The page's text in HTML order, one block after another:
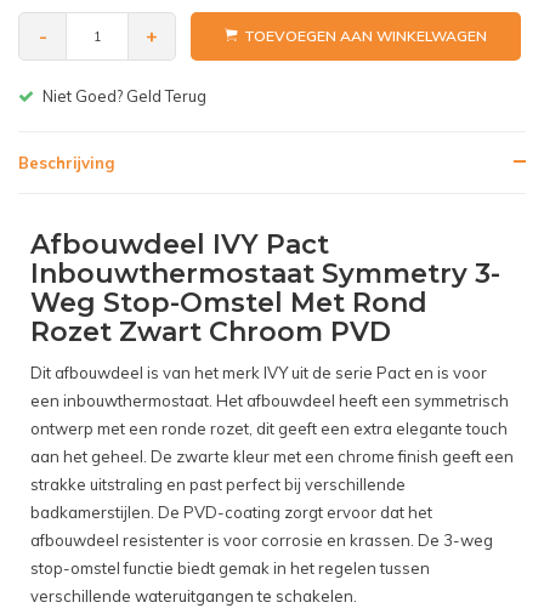
- + TOEVOEGEN AAN WINKELWAGEN
Gratis bezorgen v.a. € 150,-(NL)
Beschrijving
Afbouwdeel IVY Pact
Inbouwthermostaat Symmetry 3-
Weg Stop-Omstel Met Rond
Rozet Zwart Chroom PVD
Dit afbouwdeel is van het merk IVY uit de serie Pact en is voor
een inbouwthermostaat. Het afbouwdeel heeft een symmetrisch
ontwerp met een ronde rozet, dit geeft een extra elegante touch
aan het geheel. De zwarte kleur met een chrome finish geeft een
strakke uitstraling en past perfect bij verschillende
badkamerstijlen. De PVD-coating zorgt ervoor dat het
afbouwdeel resistenter is voor corrosie en krassen. De 3-weg
stop-omstel functie biedt gemak in het regelen tussen
verschillende wateruitgangen te schakelen.